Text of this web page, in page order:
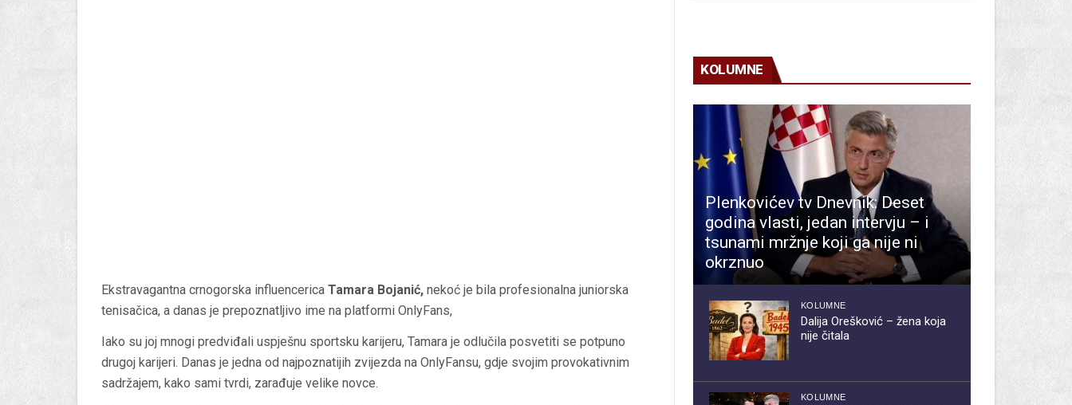
Ekstravagantna crnogorska influencerica Tamara Bojanić, nekoć je bila profesionalna juniorska
tenisačica, a danas je prepoznatljivo ime na platformi OnlyFans,
Iako su joj mnogi predviđali uspješnu sportsku karijeru, Tamara je odlučila posvetiti se potpuno
drugoj karijeri. Danas je jedna od najpoznatijih zvijezda na OnlyFansu, gdje svojim provokativnim
sadržajem, kako sami tvrdi, zarađuje velike novce.
KOLUMNE
Plenkovićev tv Dnevnik: Deset
godina vlasti, jedan intervju – i
tsunami mržnje koji ga nije ni
okrznuo
KOLUMNE
Dalija Orešković – žena koja
nije čitala
KOLUMNE